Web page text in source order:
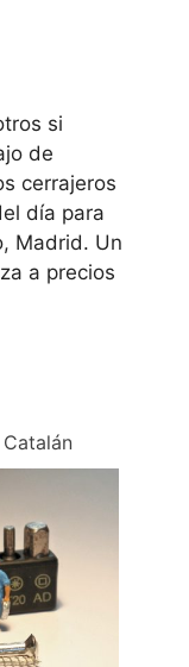
si
de
cerrajeros
día para
Madrid. Un
a precios